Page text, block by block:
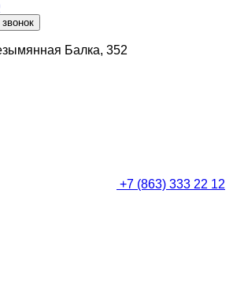
Балка, 352
+7 (863) 333 22 12